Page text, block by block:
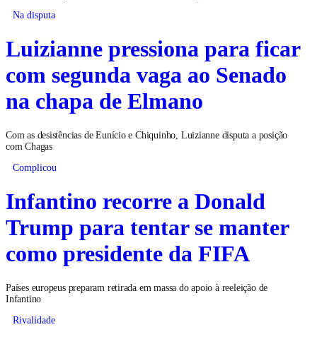
Na disputa
Luizianne pressiona para ficar
com segunda vaga ao Senado
na chapa de Elmano
Com as desistências de Eunício e Chiquinho, Luizianne disputa a posição
com Chagas
Complicou
Infantino recorre a Donald
Trump para tentar se manter
como presidente da FIFA
Países europeus preparam retirada em massa do apoio à reeleição de
Infantino
Rivalidade